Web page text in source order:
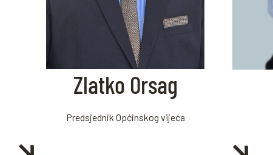
Zlatko Orsag
Predsjednik Općinskog vijeća